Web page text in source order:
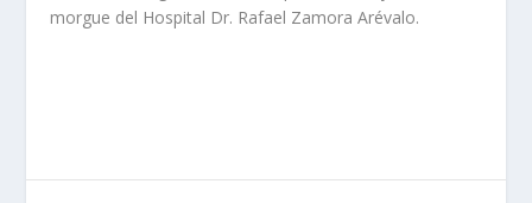
morgue del Hospital Dr. Rafael Zamora Arévalo.